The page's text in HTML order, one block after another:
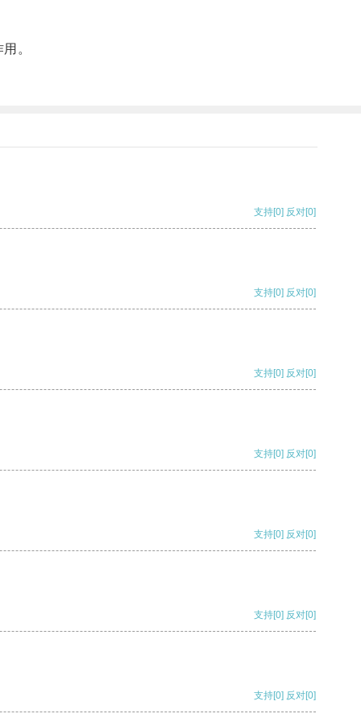
。
支持[0] 反对[0]
支持[0] 反对[0]
支持[0] 反对[0]
支持[0] 反对[0]
支持[0] 反对[0]
支持[0] 反对[0]
支持[0] 反对[0]